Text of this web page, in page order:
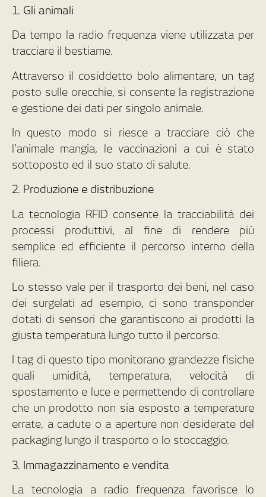
1. Gli animali
Da tempo la radio frequenza viene utilizzata per
tracciare il bestiame.
Attraverso il cosiddetto bolo alimentare, un tag
posto sulle orecchie, si consente la registrazione
e gestione dei dati per singolo animale.
In questo modo si riesce a tracciare ciò che
l’animale mangia, le vaccinazioni a cui è stato
sottoposto ed il suo stato di salute.
2. Produzione e distribuzione
La tecnologia RFID consente la tracciabilità dei
processi produttivi, al fine di rendere più
semplice ed efficiente il percorso interno della
filiera.
Lo stesso vale per il trasporto dei beni, nel caso
dei surgelati ad esempio, ci sono transponder
dotati di sensori che garantiscono ai prodotti la
giusta temperatura lungo tutto il percorso.
I tag di questo tipo monitorano grandezze fisiche
quali umidità, temperatura, velocità di
spostamento e luce e permettendo di controllare
che un prodotto non sia esposto a temperature
errate, a cadute o a aperture non desiderate del
packaging lungo il trasporto o lo stoccaggio.
3. Immagazzinamento e vendita
La tecnologia a radio frequenza favorisce lo